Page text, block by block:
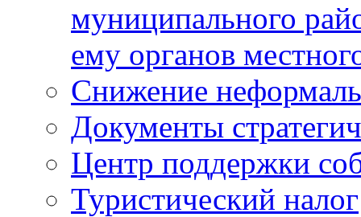
муниципального
ему органов
Снижение
Документы
Центр поддержки
Туристический налог